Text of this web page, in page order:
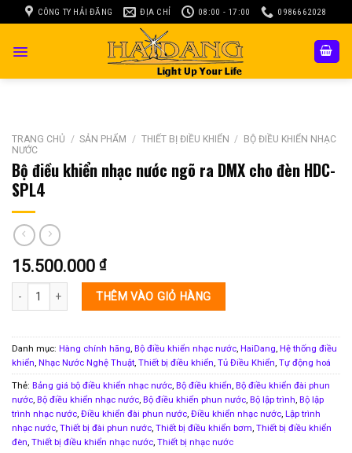
to
CÔNG TY HẢI ĐĂNG ĐỊA CHỈ 08:00 - 17:00 0986662028
TRANG CHỦ / SẢN PHẨM / THIẾT BỊ ĐIỀU KHIỂN / BỘ ĐIỀU KHIỂN NHẠC
NƯỚC
Bộ điều khiển nhạc nước ngõ ra DMX cho đèn HDC-
SPL4
15.500.000 ₫
Bộ điều khiển nhạc nước ngõ ra DMX cho đèn HDC-SPL4 số lượng
THÊM VÀO GIỎ HÀNG
Danh mục: Hàng chính hãng, Bộ điều khiển nhạc nước, HaiDang, Hệ thống điều
khiển, Nhạc Nước Nghệ Thuật, Thiết bị điều khiển, Tủ Điều Khiển, Tự động hoá
Thẻ: Bảng giá bộ điều khiển nhạc nước, Bộ điều khiển, Bộ điều khiển đài phun
nước, Bộ điều khiển nhạc nước, Bộ điều khiển phun nước, Bộ lập trình, Bộ lập
trình nhạc nước, Điều khiển đài phun nước, Điều khiển nhạc nước, Lập trình
nhạc nước, Thiết bị đài phun nước, Thiết bị điều khiển bơm, Thiết bị điều khiển
đèn, Thiết bị điều khiển nhạc nước, Thiết bị nhạc nước